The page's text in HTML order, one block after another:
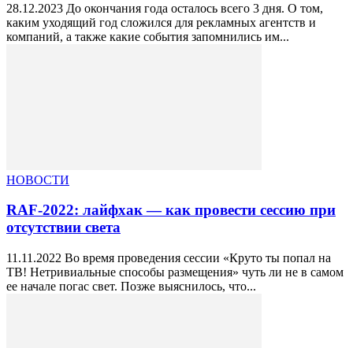
28.12.2023 До окончания года осталось всего 3 дня. О том,
каким уходящий год сложился для рекламных агентств и
компаний, а также какие события запомнились им...
НОВОСТИ
RAF-2022: лайфхак — как провести сессию при
отсутствии света
11.11.2022 Во время проведения сессии «Круто ты попал на
ТВ! Нетривиальные способы размещения» чуть ли не в самом
ее начале погас свет. Позже выяснилось, что...